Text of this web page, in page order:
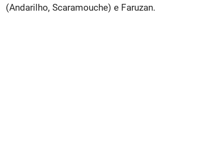
(Andarilho, Scaramouche) e Faruzan.